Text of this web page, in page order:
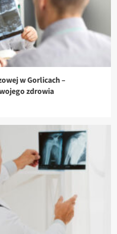
w Gorlicach –
zdrowia